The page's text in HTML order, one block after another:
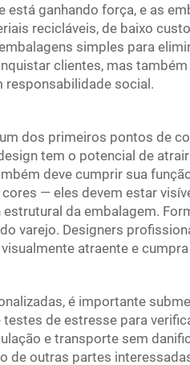
ganhando força, e as
recicláveis, de baixo
simples para
clientes, mas
responsabilidade social.
dos primeiros pontos de
tem o potencial de
deve cumprir sua
— eles devem estar
da embalagem.
varejo. Designers
atraente e
é importante
de estresse para
e transporte sem
de outras partes